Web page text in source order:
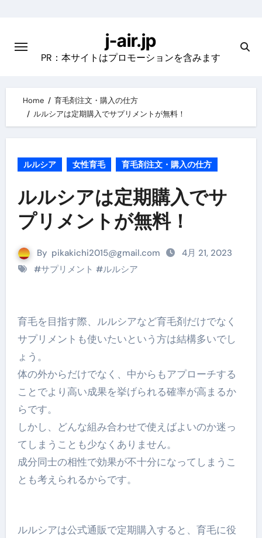
content
j-air.jp
PR：本サイトはプロモーションを含みます
Home
育毛剤注文・購入の仕方
ルルシアは定期購入でサプリメントが無料！
ルルシア 女性育毛 育毛剤注文・購入の仕方
ルルシアは定期購入でサ
プリメントが無料！
By pikakichi2015@gmail.com
4月 21, 2023
#サプリメント #ルルシア
育毛を目指す際、ルルシアなど育毛剤だけでなく
サプリメントも使いたいという方は結構多いでし
ょう。
体の外からだけでなく、中からもアプローチする
ことでより高い成果を挙げられる確率が高まるか
らです。
しかし、どんな組み合わせで使えばよいのか迷っ
てしまうことも少なくありません。
成分同士の相性で効果が不十分になってしまうこ
とも考えられるからです。
ルルシアは公式通販で定期購入すると、育毛に役